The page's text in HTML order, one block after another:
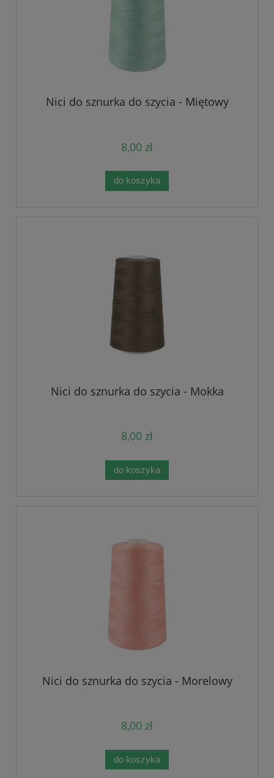
Nici do sznurka do szycia - Miętowy
8,00 zł
do koszyka
Nici do sznurka do szycia - Mokka
8,00 zł
do koszyka
Nici do sznurka do szycia - Morelowy
8,00 zł
do koszyka